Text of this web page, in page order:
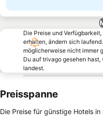
Die Preise und
erhalten, ändern sich
möglicherweise nicht immer
Du auf trivago gesehen
landest.
Preisspanne
Die Preise für günstige Hotels